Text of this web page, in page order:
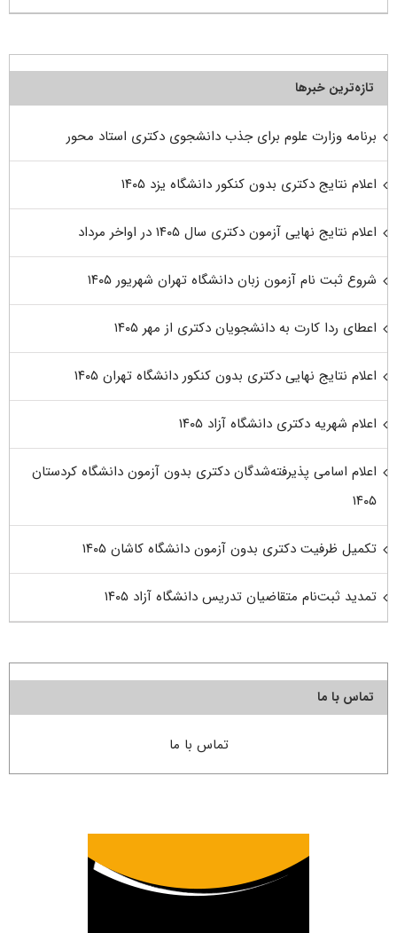
تازه‌ترین خبرها
برنامه وزارت علوم برای جذب دانشجوی دکتری استاد محور
اعلام نتایج دکتری بدون کنکور دانشگاه یزد ۱۴۰۵
اعلام نتایج نهایی آزمون دکتری سال ۱۴۰۵ در اواخر مرداد
شروع ثبت نام آزمون زبان دانشگاه تهران شهریور ۱۴۰۵
اعطای ردا کارت به دانشجویان دکتری از مهر ۱۴۰۵
اعلام نتایج نهایی دکتری بدون کنکور دانشگاه تهران ۱۴۰۵
اعلام شهریه دکتری دانشگاه آزاد ۱۴۰۵
اعلام اسامی پذیرفته‌شدگان دکتری بدون آزمون دانشگاه کردستان
۱۴۰۵
تکمیل ظرفیت دکتری بدون آزمون دانشگاه کاشان ۱۴۰۵
تمدید ثبت‌نام متقاضیان تدریس دانشگاه آزاد ۱۴۰۵
تماس با ما
تماس با ما